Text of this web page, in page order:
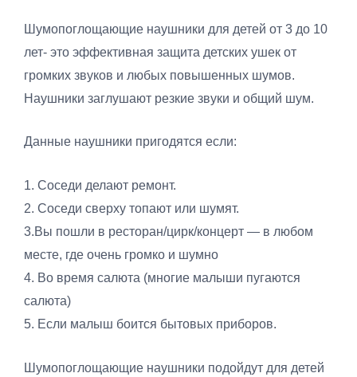
Шумопоглощающие наушники для детей от 3 до 10
лет- это эффективная защита детских ушек от
громких звуков и любых повышенных шумов.
Наушники заглушают резкие звуки и общий шум.
Данные наушники пригодятся если:
1. Соседи делают ремонт.
2. Соседи сверху топают или шумят.
3.Вы пошли в ресторан/цирк/концерт — в любом
месте, где очень громко и шумно
4. Во время салюта (многие малыши пугаются
салюта)
5. Если малыш боится бытовых приборов.
Шумопоглощающие наушники подойдут для детей